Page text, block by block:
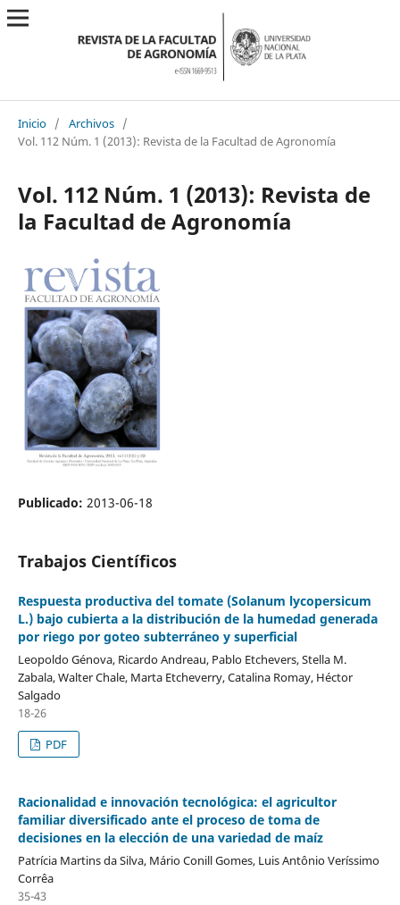
Inicio / Archivos /
Vol. 112 Núm. 1 (2013): Revista de la Facultad de Agronomía
Vol. 112 Núm. 1 (2013): Revista de
la Facultad de Agronomía
Publicado: 2013-06-18
Trabajos Científicos
Respuesta productiva del tomate (Solanum lycopersicum
L.) bajo cubierta a la distribución de la humedad generada
por riego por goteo subterráneo y superficial
Leopoldo Génova, Ricardo Andreau, Pablo Etchevers, Stella M.
Zabala, Walter Chale, Marta Etcheverry, Catalina Romay, Héctor
Salgado
18-26
PDF
Racionalidad e innovación tecnológica: el agricultor
familiar diversificado ante el proceso de toma de
decisiones en la elección de una variedad de maíz
Patrícia Martins da Silva, Mário Conill Gomes, Luis Antônio Veríssimo
Corrêa
35-43